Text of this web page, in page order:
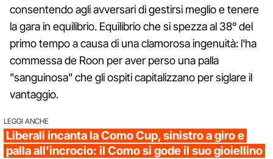
consentendo agli avversari di gestirsi meglio e tenere
la gara in equilibrio. Equilibrio che si spezza al 38° del
primo tempo a causa di una clamorosa ingenuità: l'ha
commessa de Roon per aver perso una palla
"sanguinosa" che gli ospiti capitalizzano per siglare il
vantaggio.
LEGGI ANCHE
Liberali incanta la Como Cup, sinistro a giro e
palla all'incrocio: il Como si gode il suo gioiellino